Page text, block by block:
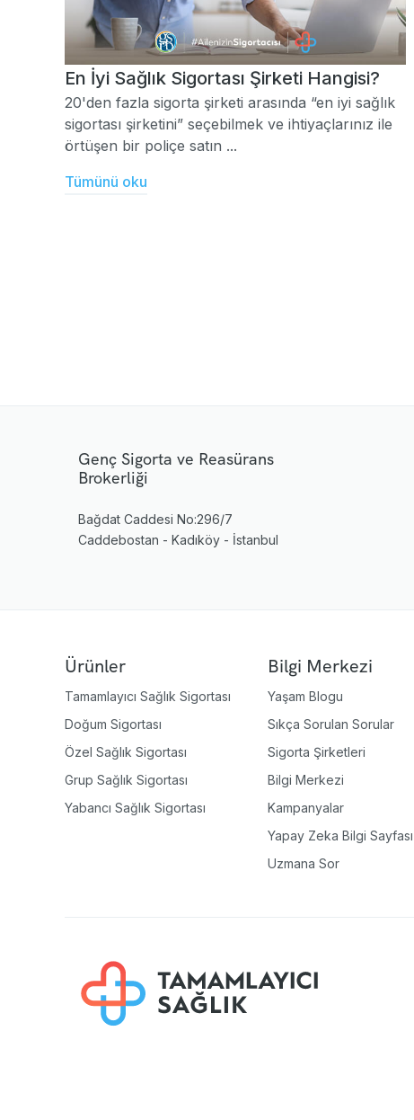
En İyi Sağlık Sigortası Şirketi Hangisi?
20'den fazla sigorta şirketi arasında “en iyi sağlık
sigortası şirketini” seçebilmek ve ihtiyaçlarınız ile
örtüşen bir poliçe satın ...
Tümünü oku
Genç Sigorta ve Reasürans
Brokerliği
Bağdat Caddesi No:296/7
Caddebostan - Kadıköy - İstanbul
Ürünler
Tamamlayıcı Sağlık Sigortası
Doğum Sigortası
Özel Sağlık Sigortası
Grup Sağlık Sigortası
Yabancı Sağlık Sigortası
Bilgi Merkezi
Yaşam Blogu
Sıkça Sorulan Sorular
Sigorta Şirketleri
Bilgi Merkezi
Kampanyalar
Yapay Zeka Bilgi Sayfası
Uzmana Sor